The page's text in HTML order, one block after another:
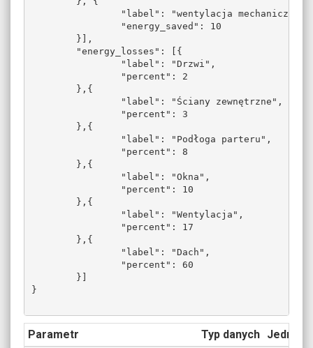
}
Parametr Typ danych